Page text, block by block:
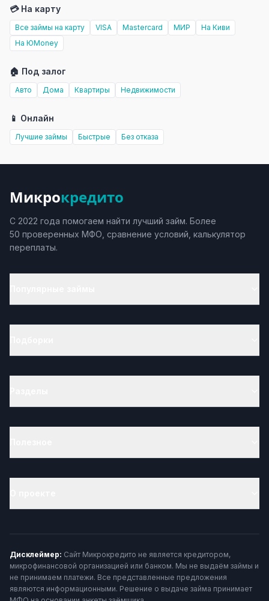
💳 На карту
Все займы на карту VISA Mastercard МИР
На Киви
На ЮMoney
🏠 Под залог
Авто Дома Квартиры Недвижимости
📱 Онлайн
Лучшие займы Быстрые Без отказа
Микрокредито
С 2022 года помогаем найти лучший займ. Более
50 проверенных МФО, сравнение условий, калькулятор
переплаты.
Дисклеймер: Сайт Микрокредито не является кредитором,
микрофинансовой организацией или банком. Мы не выдаём займы и
не принимаем платежи. Все представленные предложения
являются информационными. Решение о выдаче займа принимает